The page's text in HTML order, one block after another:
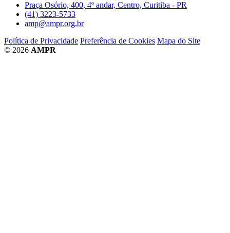
Praça Osório, 400, 4º andar, Centro, Curitiba - PR
(41) 3223-5733
amp@ampr.org.br
Política de Privacidade Preferência de Cookies Mapa do Site
© 2026 AMPR